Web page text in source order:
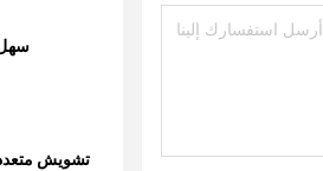
سهل
تشويش متعدد